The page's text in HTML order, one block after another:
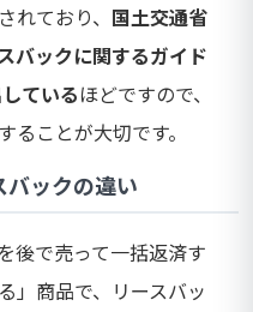
ており、 国土交通省
バックに関するガイド
ているほどですので、
ことが大切です。
バックの違い
後で売って一括返済す
」商品で、リースバッ